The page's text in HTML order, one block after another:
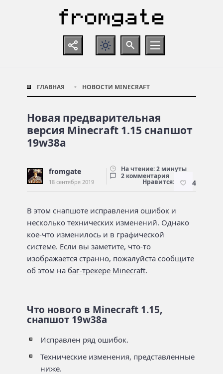
ГЛАВНАЯ НОВОСТИ MINECRAFT
Новая пред­ва­ри­тель­ная
версия Minecraft 1.15 снапшот
19w38a
fromgate
18 сентября 2019
На чтение: 2 минуты
2 комментария
Нравится: 4
В этом снапшоте исправления ошибок и
несколько технических изменений. Однако
кое-что изменилось и в графической
системе. Если вы заметите, что-то
изображается странно, пожалуйста сообщите
об этом на баг-трекере Minecraft.
Что нового в Minecraft 1.15,
снапшот 19w38a
Исправлен ряд ошибок.
Технические изменения, представленные
ниже.